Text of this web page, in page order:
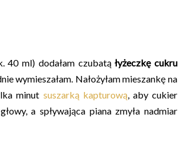
40 ml) dodałam czubatąłyżeczkę cukru
wymieszałam. Nałożyłam mieszankę na
minut suszarką kapturową , aby cukier
a spływająca piana zmyła nadmiar